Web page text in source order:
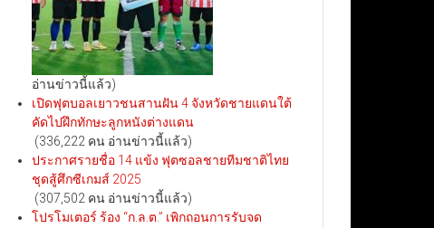
อ่านข่าวนี้แล้ว)
เปิดฟุตบอลเยาวชนสานฝัน 4 จังหวัดชายแดนใต้
คัดไปฝึกทักษะลูกหนังต่างแดน
(336,222 คน อ่านข่าวนี้แล้ว)
ประกาศรายชื่อ 14 แข้ง ฟุตซอลชายทีมชาติไทย
ชุดสู้ศึกซีเกมส์ 2025
(307,502 คน อ่านข่าวนี้แล้ว)
โปรโมเตอร์ ร้อง “ก.ล.ต.” เพิกถอนการรับจด